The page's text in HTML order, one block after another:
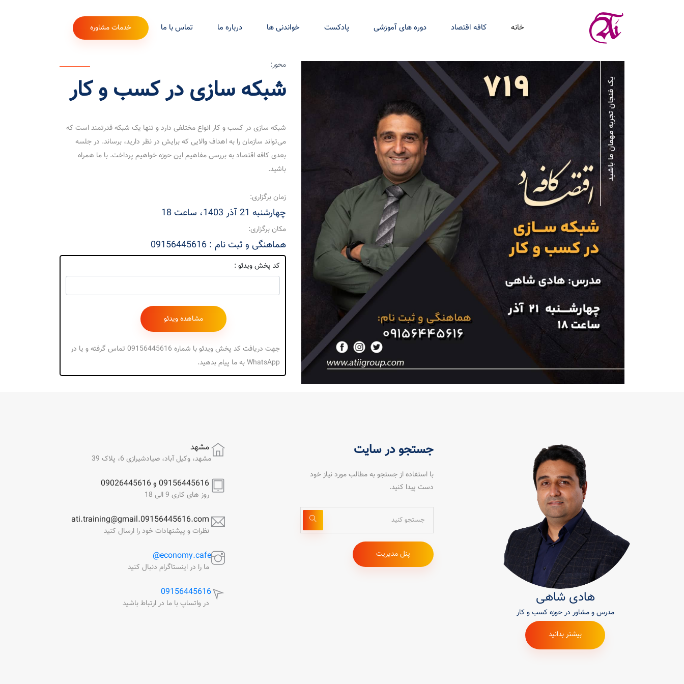
خانه کافه اقتصاد دوره های آموزشی پادکست خواندنی ها درباره ما تماس با ما خدمات مشاوره
محور:
شبکه سازی در کسب و کار
شبکه سازی در کسب و کار انواع مختلفی دارد و تنها یک شبکه قدرتمند است که
می‌تواند سازمان را به اهداف والایی که برایش در نظر دارید، برساند. در جلسه
بعدی کافه اقتصاد به بررسی مفاهیم این حوزه خواهیم پرداخت. با ما همراه
باشید.
زمان برگزاری:
چهارشنبه 21 آذر 1403، ساعت 18
مکان برگزاری:
هماهنگی و ثبت نام : 09156445616
کد پخش ویدئو :
جهت دریافت کد پخش ویدئو با شماره 09156445616 تماس گرفته و یا در
WhatsApp به ما پیام بدهید.
هادی شاهی
مدرس و مشاور در حوزه کسب و کار
بیشتر بدانید
جستجو در سایت
با استفاده از جستجو به مطالب مورد نیاز خود
دست پیدا کنید.
پنل مدیریت
مشهد
مشهد، وکیل آباد، صیادشیرازی 6، پلاک 39
روز های کاری 9 الی 18
نظرات و پیشنهادات خود را ارسال کنید
economy.cafe@
ما را در اینستاگرام دنبال کنید
09156445616
در واتساپ با ما در ارتباط باشید